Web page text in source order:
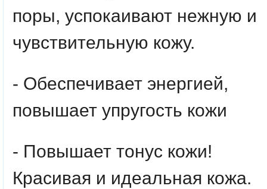
поры, успокаивают нежную и
чувствительную кожу.
- Обеспечивает энергией,
повышает упругость кожи
- Повышает тонус кожи!
Красивая и идеальная кожа.